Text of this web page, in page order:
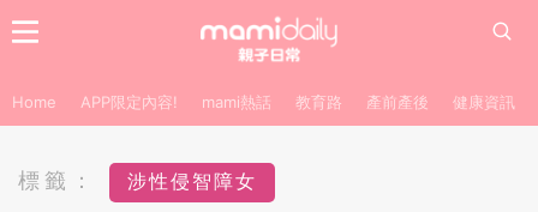
Home APP限定內容! mami熱話 教育路 產前產後 健康資訊
標籤： 涉性侵智障女